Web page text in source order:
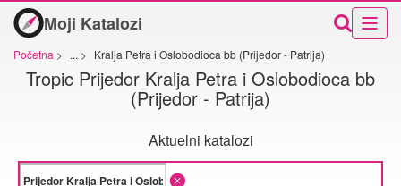
Moji Katalozi
Početna > ... > Kralja Petra i Oslobodioca bb (Prijedor - Patrija)
Tropic Prijedor Kralja Petra i Oslobodioca bb
(Prijedor - Patrija)
Aktuelni katalozi